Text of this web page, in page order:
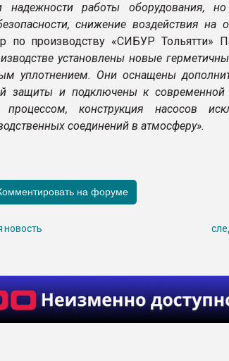
надежности работы оборудования,
снижение воздействия на
по производству «СИБУР Тольятти»
установлены новые
уплотнением. Они оснащены
защиты и подключены к современной
процессом, конструкция насосов
соединений в атмосферу».